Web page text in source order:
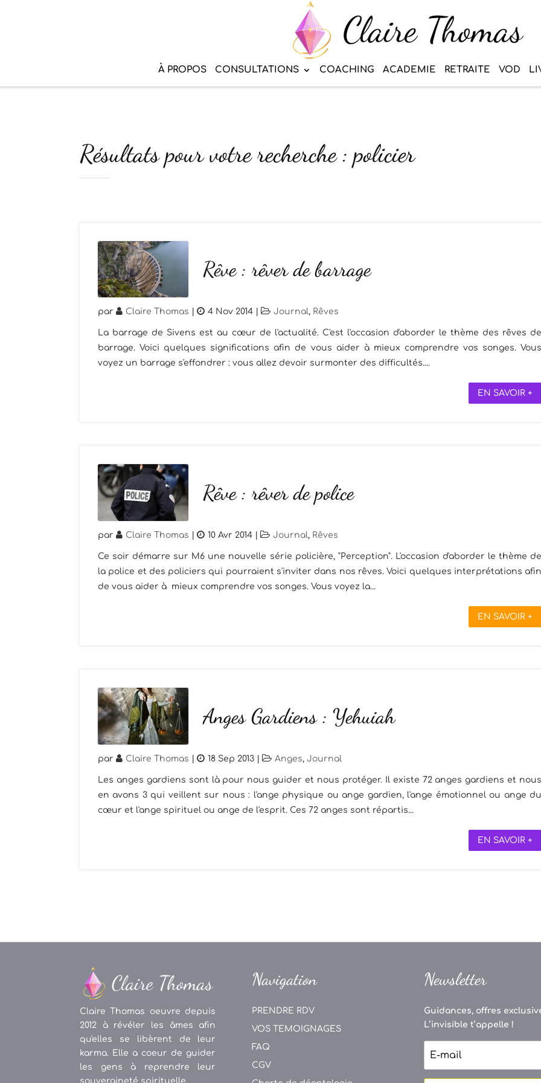
À PROPOS CONSULTATIONS COACHING ACADEMIE RETRAITE VOD
Résultats pour votre recherche : policier
Rêve : rêver de barrage
par Claire Thomas 4 Nov 2014 Journal, Rêves
La barrage de Sivens est au cœur de l'actualité. C'est l'occasion d'aborder le thème des rêves de
barrage. Voici quelques significations afin de vous aider à mieux comprendre vos songes. Vous
voyez un barrage s'effondrer : vous allez devoir surmonter des difficultés....
EN SAVOIR +
Rêve : rêver de police
par Claire Thomas 10 Avr 2014 Journal, Rêves
Ce soir démarre sur M6 une nouvelle série policière, "Perception". L'occasion d'aborder le thème de
la police et des policiers qui pourraient s'inviter dans nos rêves. Voici quelques interprétations afin
de vous aider à mieux comprendre vos songes. Vous voyez la...
EN SAVOIR +
Anges Gardiens : Yehuiah
par Claire Thomas 18 Sep 2013 Anges, Journal
Les anges gardiens sont là pour nous guider et nous protéger. Il existe 72 anges gardiens et nous
en avons 3 qui veillent sur nous : l'ange physique ou ange gardien, l'ange émotionnel ou ange du
cœur et l'ange spirituel ou ange de l'esprit. Ces 72 anges sont répartis...
EN SAVOIR +
Claire Thomas oeuvre depuis
2012 à révéler les âmes afin
qu'elles se libèrent de leur
karma. Elle a coeur de guider
les gens à reprendre leur
souveraineté spirituelle.
Navigation
PRENDRE RDV
VOS TEMOIGNAGES
FAQ
CGV
Newsletter
Guidances, offres
L’invisible t’appelle !